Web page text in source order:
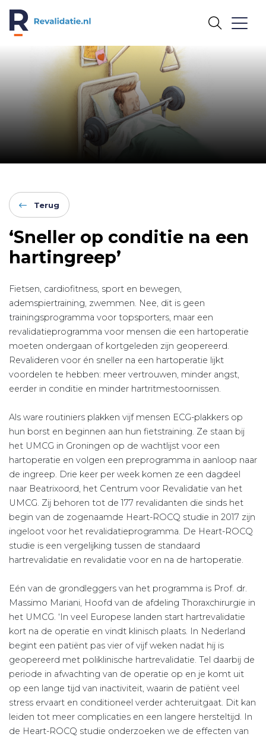
REVALIDATIE.NL
Terug
‘Sneller op conditie na een
hartingreep’
Fietsen, cardiofitness, sport en bewegen,
ademspiertraining, zwemmen. Nee, dit is geen
trainingsprogramma voor topsporters, maar een
revalidatieprogramma voor mensen die een hartoperatie
moeten ondergaan of kortgeleden zijn geopereerd.
Revalideren voor én sneller na een hartoperatie lijkt
voordelen te hebben: meer vertrouwen, minder angst,
eerder in conditie en minder hartritmestoornissen.
Als ware routiniers plakken vijf mensen ECG-plakkers op
hun borst en beginnen aan hun fietstraining. Ze staan bij
het UMCG in Groningen op de wachtlijst voor een
hartoperatie en volgen een preprogramma in aanloop naar
de ingreep. Drie keer per week komen ze een dagdeel
naar Beatrixoord, het Centrum voor Revalidatie van het
UMCG. Zij behoren tot de 177 revalidanten die sinds het
begin van de zogenaamde Heart-ROCQ studie in 2017 zijn
ingeloot voor het revalidatieprogramma. De Heart-ROCQ
studie is een vergelijking tussen de standaard
hartrevalidatie en revalidatie voor en na de hartoperatie.
Eén van de grondleggers van het programma is Prof. dr.
Massimo Mariani, Hoofd van de afdeling Thoraxchirurgie in
het UMCG. ‘In veel Europese landen start hartrevalidatie
kort na de operatie en vindt klinisch plaats. In Nederland
begint een patiënt pas vier of vijf weken nadat hij is
geopereerd met poliklinische hartrevalidatie. Tel daarbij de
periode in afwachting van de operatie op en je komt uit
op een lange tijd van inactiviteit, waarin de patiënt veel
stress ervaart en conditioneel verder achteruitgaat. Dit kan
leiden tot meer complicaties en een langere hersteltijd. In
de Heart-ROCQ studie onderzoeken we de effecten van